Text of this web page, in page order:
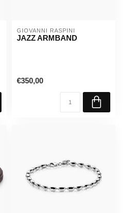
GIOVANNI RASPINI
JAZZ ARMBAND
€350,00